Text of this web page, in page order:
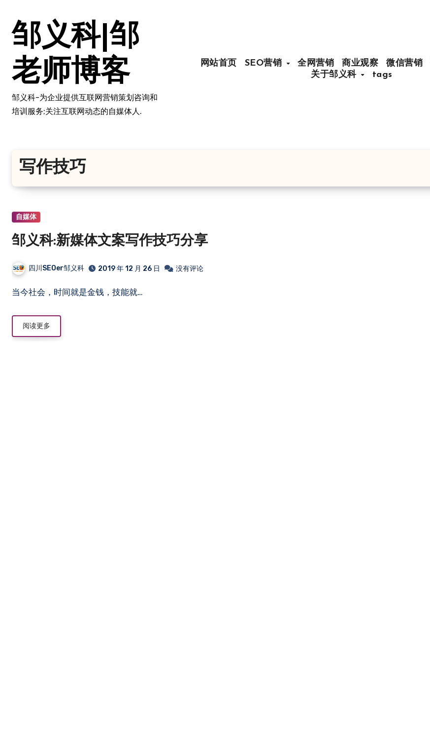
邹义科|邹
老师博客
邹义科-为企业提供互联网营销策划咨询和
培训服务;关注互联网动态的自媒体人.
网站首页 SEO营销 全网营销 商业观察 微信营销
关于邹义科
tags
写作技巧
自媒体
邹义科:新媒体文案写作技巧分享
四川SEOer邹义科 2019 年 12 月 26 日 没有评论
当今社会，时间就是金钱，技能就…
阅读更多